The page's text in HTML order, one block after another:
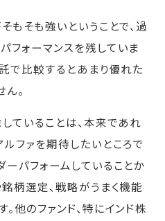
もそも強いということで、過
フォーマンスを残していま
で比較するとあまり優れた
。
ていることは、本来であれ
ルファを期待したいところで
ーパフォームしていることか
柄選定、戦略がうまく機能
他のファンド、特にインド株